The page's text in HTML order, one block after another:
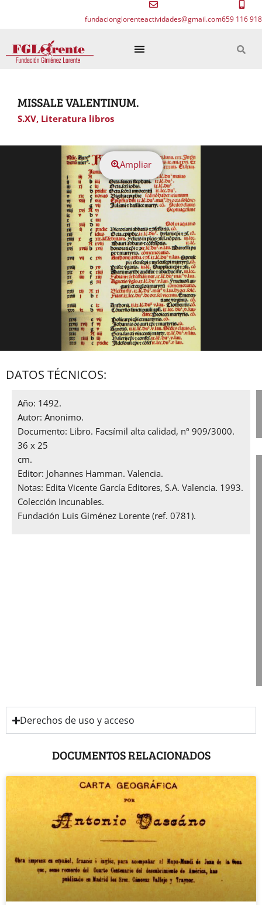
fundacionglorenteactividades@gmail.com659 116 918
MISSALE VALENTINUM.
S.XV, Literatura libros
Ampliar
DATOS TÉCNICOS:
Año: 1492.
Autor: Anonimo.
Documento: Libro. Facsímil alta calidad, nº 909/3000.
36 x 25
cm.
Editor: Johannes Hamman. Valencia.
Notas: Edita Vicente García Editores, S.A. Valencia. 1993.
Colección Incunables.
Fundación Luis Giménez Lorente (ref. 0781).
Derechos de uso y acceso
DOCUMENTOS RELACIONADOS